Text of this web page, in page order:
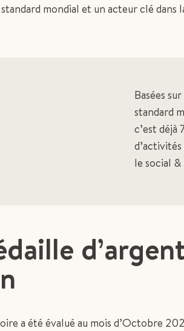
mondial et un acteur clé dans
Basées
standard
c’est
le social
a été évalué au mois d’Octobre